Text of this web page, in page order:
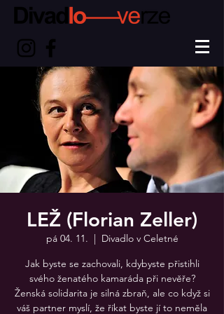
LEŽ (Florian Zeller)
pá 04. 11.
  |
Divadlo v Celetné
Jak byste se zachovali, kdybyste přistihli
svého ženatého kamaráda při nevěře?
Ženská solidarita je silná zbraň, ale co když si
váš partner myslí, že říkat byste jí to neměla